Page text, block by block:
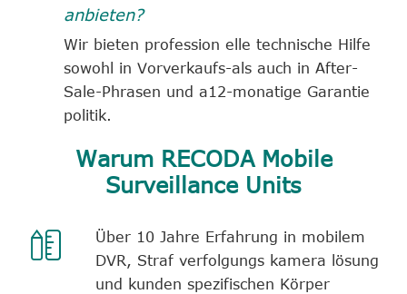
anbieten?
Wir bieten profession elle technische Hilfe
sowohl in Vorverkaufs-als auch in After-
Sale-Phrasen und a12-monatige Garantie
politik.
Warum RECODA Mobile
Surveillance Units

Über 10 Jahre Erfahrung in mobilem
DVR, Straf verfolgungs kamera lösung
und kunden spezifischen Körper